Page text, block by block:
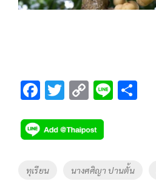
F
e
b
o
T
tt
er
C
p
y
Li
Li
Tags
ทุเรียน นางศศิญา ปานตั้น